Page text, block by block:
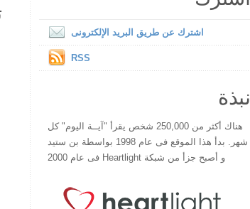
اشترك عن طريق البريد الإلكترونى
RSS
نبذة
هناك أكثر من 250,000 شخص يقرأ "آيــة اليوم" كل
شهر. بدأ هذا الموقع فى عام 1998 بواسطة بن ستيد
و أصبح جزأ من شبكة Heartlight فى عام 2000